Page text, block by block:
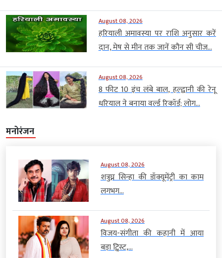
August 08, 2026
हरियाली अमावस्या पर राशि अनुसार करें
दान, मेष से मीन तक जानें कौन सी चीज...
August 08, 2026
8 फीट 10 इंच लंबे बाल, हल्द्वानी की रेनू
धरियाल ने बनाया वर्ल्ड रिकॉर्ड; लोग...
मनोरंजन
August 08, 2026
शत्रुघ्न सिन्हा की डॉक्यूमेंट्री का काम
लगभग...
August 08, 2026
विजय-संगीता की कहानी में आया
बड़ा ट्विस्ट,...